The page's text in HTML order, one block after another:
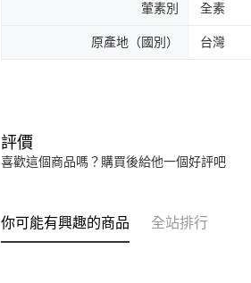
葷素別 全素
原產地（國別） 台灣
評價
喜歡這個商品嗎？購買後給他一個好評吧
你可能有興趣的商品 全站排行